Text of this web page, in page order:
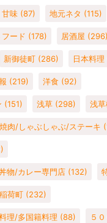
味 (87) 地元ネタ (115)
ード (178) 居酒屋 (296)
新御徒町 (286) 日本料理
(219) 洋食 (92)
(151) 浅草 (298) 浅
焼肉/しゃぶしゃぶ/ステーキ
物/カレー専門店 (132)
稲荷町 (232)
理/多国籍料理 (88) ５